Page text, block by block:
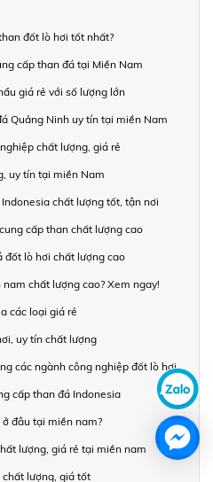
đốt lò hơi tốt nhất?
cấp than đá tại Miền Nam
giá rẻ với số lượng lớn
Quảng Ninh uy tín tại miền Nam
chất lượng, giá rẻ
uy tín tại miền Nam
chất lượng tốt, tận nơi
cấp than chất lượng cao
đốt lò hơi chất lượng cao
chất lượng cao? Xem ngay!
các loại giá rẻ
uy tín chất lượng
các ngành công nghiệp đốt lò hơi
cấp than đá Indonesia
đâu tại miền nam?
lượng, giá rẻ tại miền nam
lượng, giá tốt